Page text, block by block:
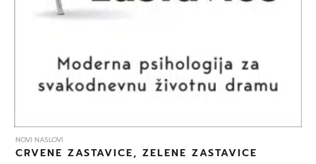
NOVI NASLOVI
CRVENE ZASTAVICE, ZELENE ZASTAVICE